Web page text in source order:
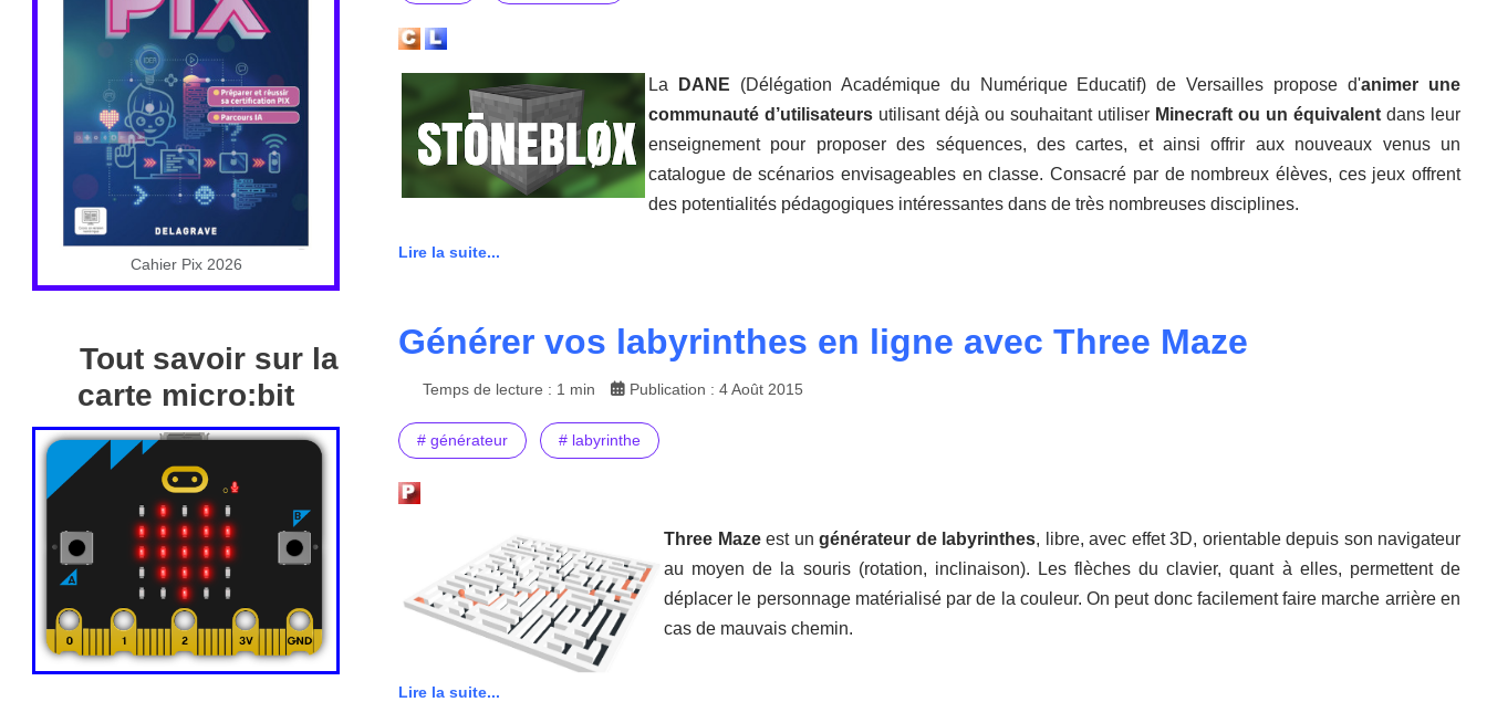
Cahier Pix 2026
Tout savoir sur la
carte micro:bit
La DANE (Délégation Académique du Numérique Educatif) de Versailles propose d'animer une
communauté d’utilisateurs utilisant déjà ou souhaitant utiliser Minecraft ou un équivalent dans leur
enseignement pour proposer des séquences, des cartes, et ainsi offrir aux nouveaux venus un
catalogue de scénarios envisageables en classe. Consacré par de nombreux élèves, ces jeux offrent
des potentialités pédagogiques intéressantes dans de très nombreuses disciplines.
Lire la suite...
Générer vos labyrinthes en ligne avec Three Maze
Temps de lecture : 1 min Publication : 4 Août 2015
# générateur # labyrinthe
Three Mazeest un générateur de labyrinthes, libre, avec effet 3D, orientable depuis son navigateur
au moyen de la souris (rotation, inclinaison). Les flèches du clavier, quant à elles, permettent de
déplacer le personnage matérialisé par de la couleur. On peut donc facilement faire marche arrière en
cas de mauvais chemin.
Lire la suite...